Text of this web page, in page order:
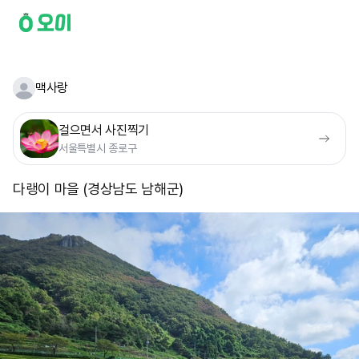
맥사랑
걸으면서 사진찍기
서울특별시 종로구
다랭이 마을 (경상남도 남해군)